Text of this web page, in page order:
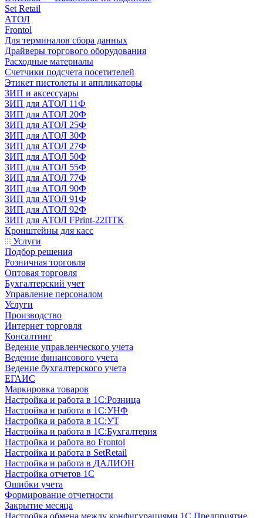
Set Retail
АТОЛ
Frontol
Для терминалов сбора данных
Драйверы торгового оборудования
Расходные материалы
Счетчики подсчета посетителей
Этикет пистолеты и аппликаторы
ЗИП и аксессуары
ЗИП для АТОЛ 11Ф
ЗИП для АТОЛ 20Ф
ЗИП для АТОЛ 25Ф
ЗИП для АТОЛ 30Ф
ЗИП для АТОЛ 27Ф
ЗИП для АТОЛ 50Ф
ЗИП для АТОЛ 55Ф
ЗИП для АТОЛ 77Ф
ЗИП для АТОЛ 90Ф
ЗИП для АТОЛ 91Ф
ЗИП для АТОЛ 92Ф
ЗИП для АТОЛ FPrint-22ПТК
Кронштейны для касс
Услуги
Подбор решения
Розничная торговля
Оптовая торговля
Бухгалтерский учет
Управление персоналом
Услуги
Производство
Интернет торговля
Консалтинг
Ведение управленческого учета
Ведение финансового учета
Ведение бухгалтерского учета
ЕГАИС
Маркировка товаров
Настройка и работа в 1С:Розница
Настройка и работа в 1С:УНФ
Настройка и работа в 1С:УТ
Настройка и работа в 1С:Бухгалтерия
Настройка и работа во Frontol
Настройка и работа в SetRetail
Настройка и работа в ДАЛИОН
Настройка отчетов 1С
Ошибки учета
Формирование отчетности
Закрытие месяца
Настройка обмена между конфигурациями 1С Предприятие